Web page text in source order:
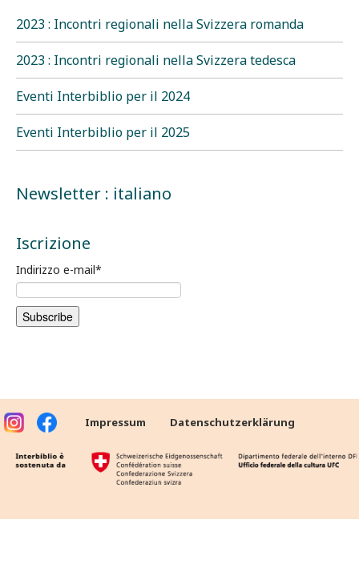
2023 : Incontri regionali nella Svizzera romanda
2023 : Incontri regionali nella Svizzera tedesca
Eventi Interbiblio per il 2024
Eventi Interbiblio per il 2025
Newsletter : italiano
Iscrizione
Indirizzo e-mail*
Impressum Datenschutzerklärung